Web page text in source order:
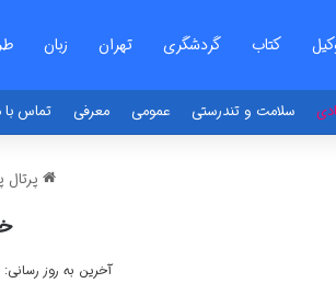
کتاب گردشگری تهران زبان
سلامت و تندرستی عمومی معرفی تماس با
پرتال
آخرین به روز رسانی: 19 شهریور 1403